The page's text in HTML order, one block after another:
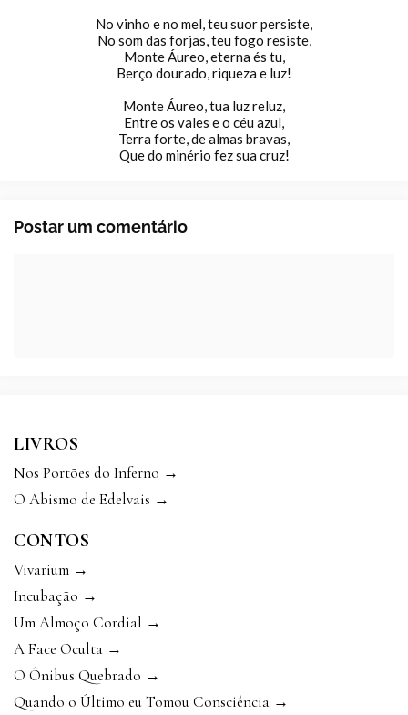
No vinho e no mel, teu suor persiste,
No som das forjas, teu fogo resiste,
Monte Áureo, eterna és tu,
Berço dourado, riqueza e luz!
Monte Áureo, tua luz reluz,
Entre os vales e o céu azul,
Terra forte, de almas bravas,
Que do minério fez sua cruz!
Postar um comentário
LIVROS
Nos Portões do Inferno →
O Abismo de Edelvais →
CONTOS
Vivarium →
Incubação →
Um Almoço Cordial →
A Face Oculta →
O Ônibus Quebrado →
Quando o Último eu Tomou Consciência →